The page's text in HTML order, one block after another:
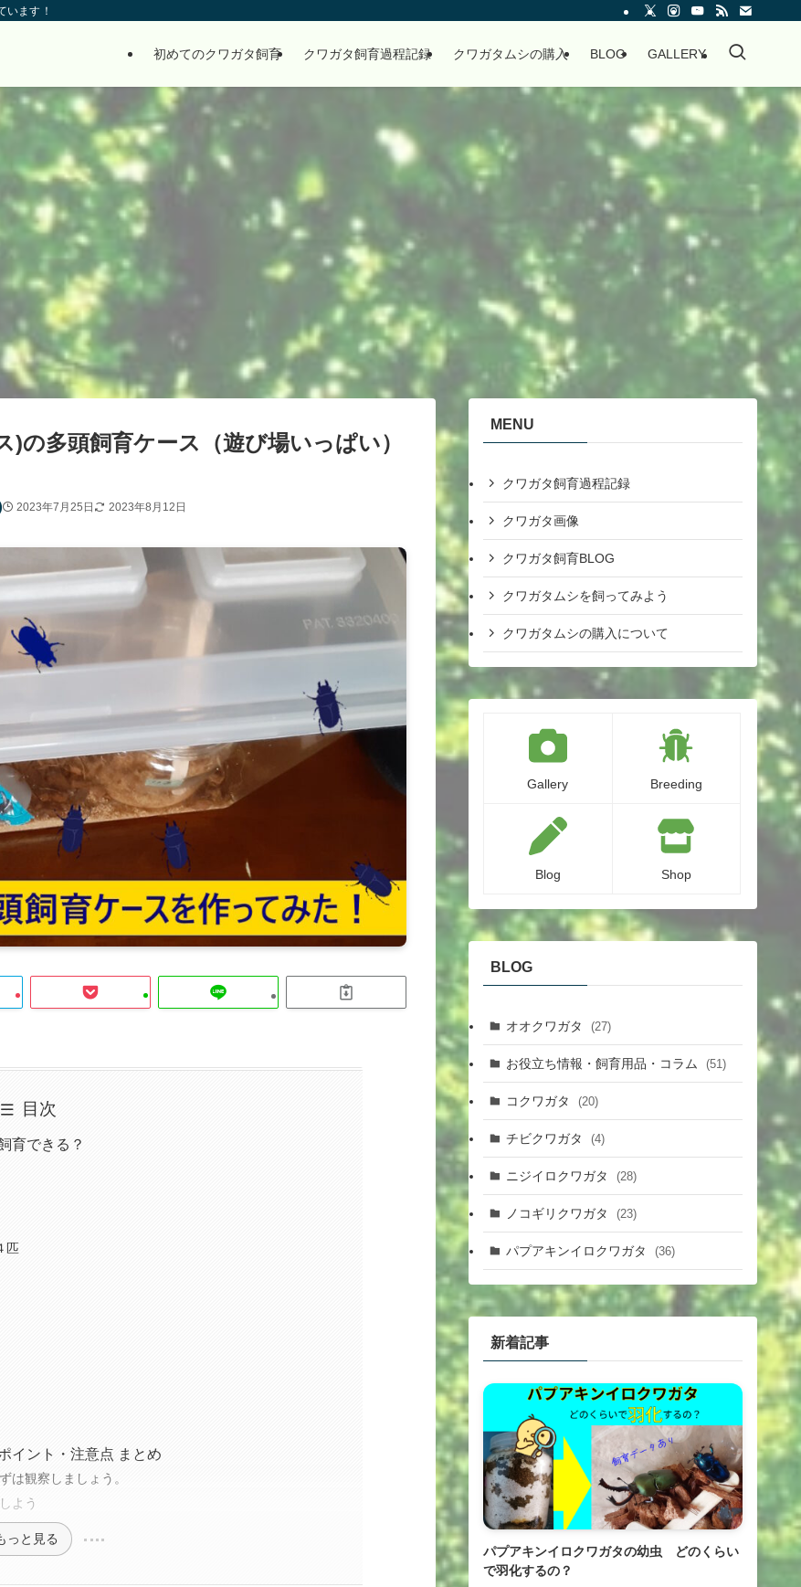
います！
初めてのクワガタ飼育 クワガタ飼育過程記録 クワガタムシの購入 BLOG GALLERY
の多頭飼育ケース（遊び場いっぱい）
2023年7月25日 2023年8月12日
目次
育できる？
匹
イント・注意点 まとめ
は観察しましょう。
よう
っと見る
MENU
クワガタ飼育過程記録
クワガタ画像
クワガタ飼育BLOG
クワガタムシを飼ってみよう
クワガタムシの購入について
Gallery Breeding
Blog Shop
BLOG
オオクワガタ (27)
お役立ち情報・飼育用品・コラム (51)
コクワガタ (20)
チビクワガタ (4)
ニジイロクワガタ (28)
ノコギリクワガタ (23)
パプアキンイロクワガタ (36)
新着記事
パプアキンイロクワガタの幼虫 どのくらい
で羽化するの？